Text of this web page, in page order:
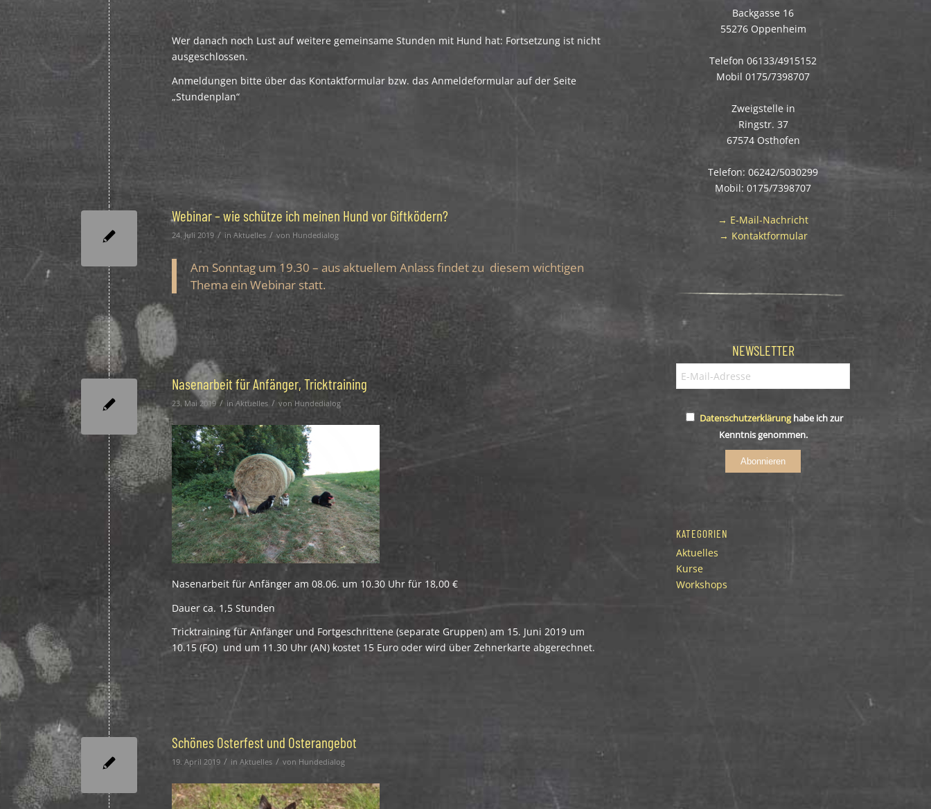
Wer danach noch Lust auf weitere gemeinsame Stunden mit Hund hat: Fortsetzung ist nicht
ausgeschlossen.
Anmeldungen bitte über das Kontaktformular bzw. das Anmeldeformular auf der Seite
„Stundenplan“
Webinar – wie schütze ich meinen Hund vor Giftködern?
24. Juli 2019 / inAktuelles / von Hundedialog
Am Sonntag um 19.30 – aus aktuellem Anlass findet zu diesem wichtigen
Thema ein Webinar statt.
Nasenarbeit für Anfänger, Tricktraining
23. Mai 2019 / inAktuelles / von Hundedialog
Nasenarbeit für Anfänger am 08.06. um 10.30 Uhr für 18,00 €
Dauer ca. 1,5 Stunden
Tricktraining für Anfänger und Fortgeschrittene (separate Gruppen) am 15. Juni 2019 um
10.15 (FO) und um 11.30 Uhr (AN) kostet 15 Euro oder wird über Zehnerkarte abgerechnet.
Schönes Osterfest und Osterangebot
19. April 2019 / inAktuelles / von Hundedialog
Backgasse 16
55276 Oppenheim
Telefon 06133/4915152
Mobil 0175/7398707
Zweigstelle in
Ringstr. 37
67574 Osthofen
Telefon: 06242/5030299
Mobil: 0175/7398707
→ E-Mail-Nachricht
→ Kontaktformular
NEWSLETTER
Datenschutzerklärunghabe ich zur
Kenntnis genommen.
Abonnieren
KATEGORIEN
Aktuelles
Kurse
Workshops